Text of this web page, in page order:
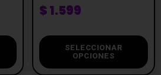
$1.599
SELECCIONAR
OPCIONES